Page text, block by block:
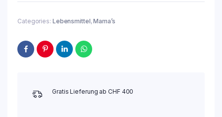
Categories: Lebensmittel,Mama’s
Gratis Lieferung ab CHF 400